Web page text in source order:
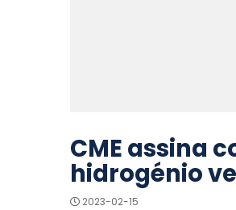
CME assina
hidrogénio
2023-02-15